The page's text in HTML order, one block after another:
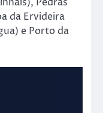
da Ervideira
e Porto da